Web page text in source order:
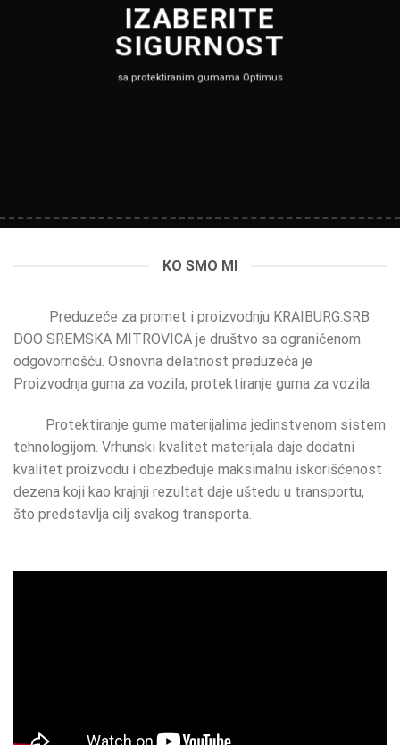
IZABERITE
SIGURNOST
sa protektiranim gumama Optimus
KO SMO MI
Preduzeće za promet i proizvodnju KRAIBURG.SRB
DOO SREMSKA MITROVICA je društvo sa ograničenom
odgovornošću. Osnovna delatnost preduzeća je
Proizvodnja guma za vozila, protektiranje guma za vozila.
Protektiranje gume materijalima jedinstvenom sistem
tehnologijom. Vrhunski kvalitet materijala daje dodatni
kvalitet proizvodu i obezbeđuje maksimalnu iskorišćenost
dezena koji kao krajnji rezultat daje uštedu u transportu,
što predstavlja cilj svakog transporta.